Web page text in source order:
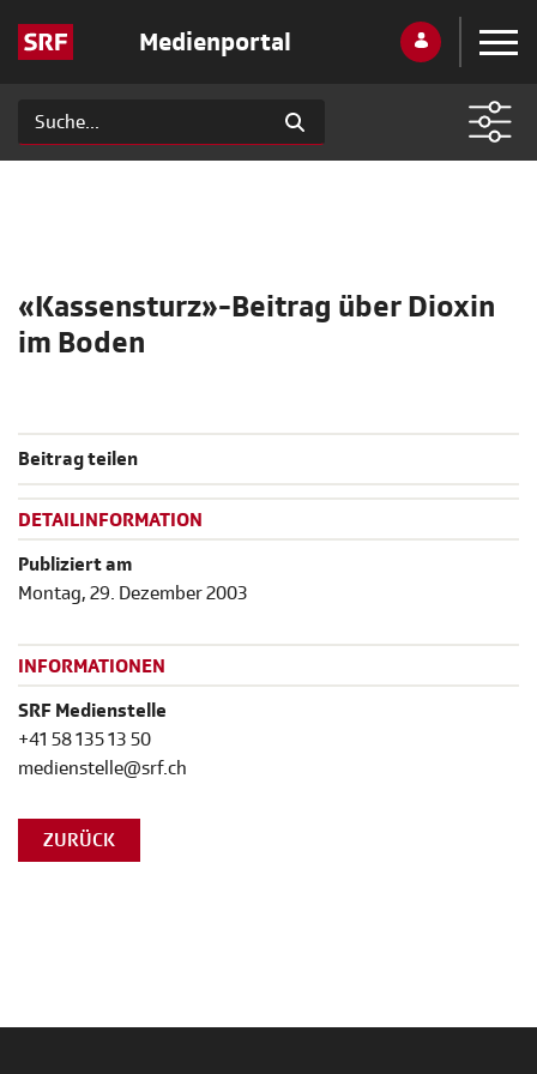
Medienportal
«Kassensturz»-Beitrag über Dioxin
im Boden
Beitrag teilen
DETAILINFORMATION
Publiziert am
Montag, 29. Dezember 2003
INFORMATIONEN
SRF Medienstelle
+41 58 135 13 50
medienstelle@srf.ch
ZURÜCK